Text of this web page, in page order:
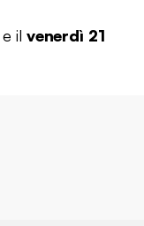
e il venerdì 21